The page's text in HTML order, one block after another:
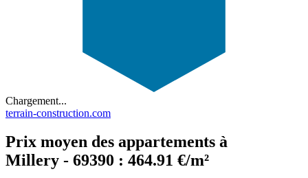
Chargement...
terrain-construction.com
Prix moyen des appartements à
Millery - 69390 : 464.91 €/m²